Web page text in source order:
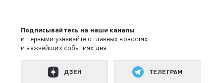
Подписывайтесь на наши каналы
и первыми узнавайте о главных новостях
и важнейших событиях дня.
ДЗЕН ТЕЛЕГРАМ